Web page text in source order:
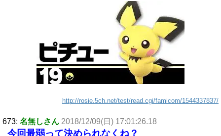
http://rosie.5ch.net/test/read.cgi/famicom/1544337837/
673: 名無しさん 2018/12/09(日) 17:01:26.18
今回最弱って決められなくね？